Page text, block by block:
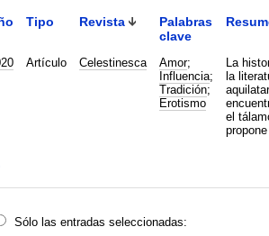
Tipo Revista
Palabras
clave
Artículo Celestinesca Amor;
Influencia;
Tradición;
Erotismo
La
la literatura medieval, aunque, por momentos, tales códigos no se adecúan del todo a la realidad de los enamorados. Para
el
Sólo las entradas seleccionadas: